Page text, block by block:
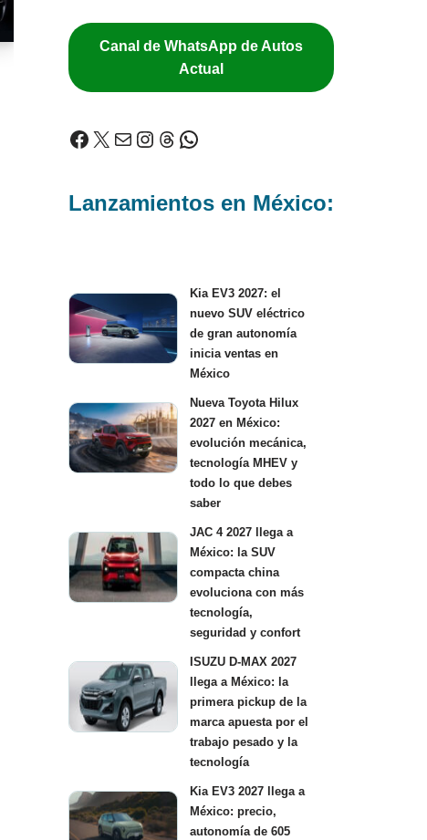
Canal de WhatsApp de Autos
Actual
Lanzamientos en México:
Kia EV3 2027: el
nuevo SUV eléctrico
de gran autonomía
inicia ventas en
México
Nueva Toyota Hilux
2027 en México:
evolución mecánica,
tecnología MHEV y
todo lo que debes
saber
JAC 4 2027 llega a
México: la SUV
compacta china
evoluciona con más
tecnología,
seguridad y confort
ISUZU D-MAX 2027
llega a México: la
primera pickup de la
marca apuesta por el
trabajo pesado y la
tecnología
Kia EV3 2027 llega a
México: precio,
autonomía de 605